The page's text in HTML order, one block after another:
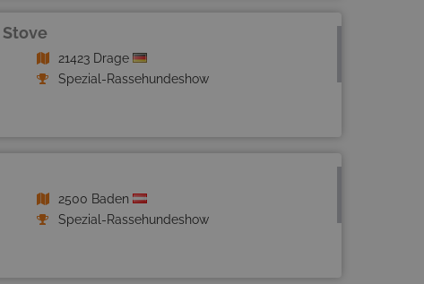
21423 Drage
Spezial-Rassehundeshow
2500 Baden
Spezial-Rassehundeshow